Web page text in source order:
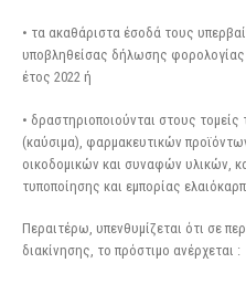
• τα ακαθάριστα έσοδά τους
υποβληθείσας δήλωσης
έτος 2022 ή
• δραστηριοποιούνται στους
(καύσιμα), φαρμακευτικών
οικοδομικών και συναφών υλικών,
τυποποίησης και εμπορίας
Περαιτέρω, υπενθυμίζεται ότι σε
διακίνησης, το πρόστιμο ανέρχεται :